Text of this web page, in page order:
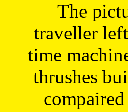
The
traveller
time
thrushes